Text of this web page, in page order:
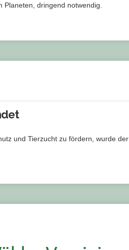
dringend notwendig.
und Tierzucht zu fördern, wurde der